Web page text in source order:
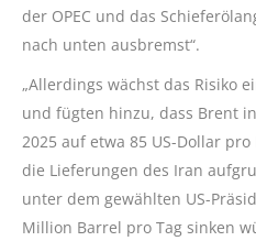
der OPEC und das
nach unten ausbremst“.
„Allerdings wächst das Risiko
und fügten hinzu, dass Brent
2025 auf etwa 85 US-Dollar
die Lieferungen des Iran
unter dem gewählten US-
Million Barrel pro Tag sinken